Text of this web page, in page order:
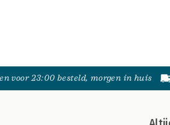
voor 23:00 besteld, morgen in huis